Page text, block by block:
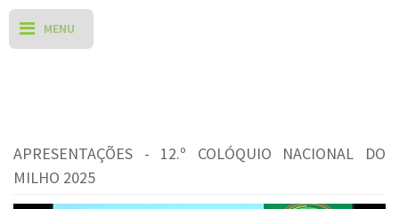
APRESENTAÇÕES - 12.º COLÓQUIO NACIONAL DO
MILHO 2025